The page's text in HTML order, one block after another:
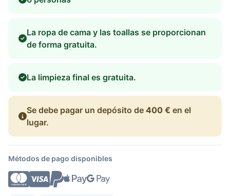
La ropa de cama y las toallas se proporcionan
de forma gratuita.
La limpieza final es gratuita.
Se debe pagar un depósito de 400 € en el
lugar.
Métodos de pago disponibles